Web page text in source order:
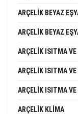
ARÇELIK BEYAZ
ARÇELIK BEYAZ
ARÇELIK ISITMA
ARÇELIK ISITMA
ARÇELIK ISITMA VE
ARÇELIK KLIMA